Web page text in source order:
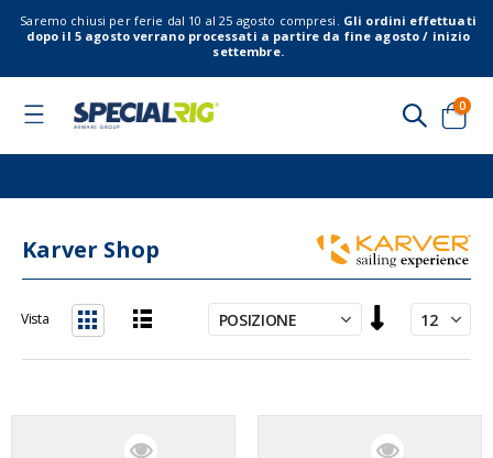
Saremo chiusi per ferie dal 10 al 25 agosto compresi. Gli ordini effettuati
dopo il 5 agosto verrano processati a partire da fine agosto / inizio
settembre.
Toggle
Cart
0
Karver Shop
la
direzione
Vista